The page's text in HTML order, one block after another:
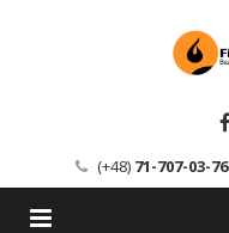
(+48) 71-707-03-76